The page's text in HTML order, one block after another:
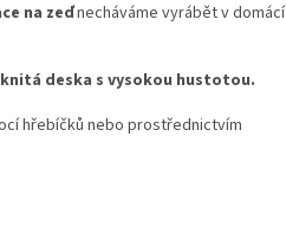
na zeďnecháváme vyrábět v domácí
deska s vysokou hustotou.
hřebíčků nebo prostřednictvím